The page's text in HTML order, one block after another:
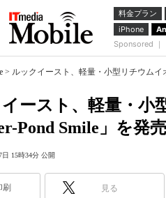
料金プラン
iPhone
Sponsored ｜
> ルックイースト、軽量・小型リチウムイ
ースト、軽量・小
Pond Smile」を発売
日 15時34分 公開
刷 見る